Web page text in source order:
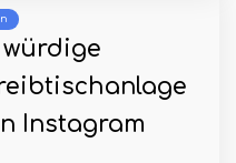
würdige
Instagram